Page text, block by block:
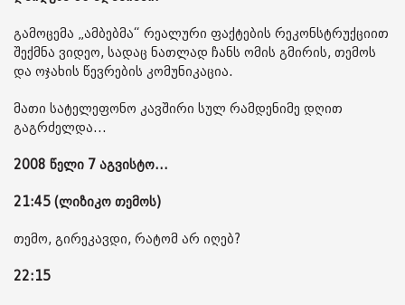
გამოცემა „ამბებმა“ რეალური ფაქტების რეკონსტრუქციით
შექმნა ვიდეო, სადაც ნათლად ჩანს ომის გმირის, თემოს
და ოჯახის წევრების კომუნიკაცია.
მათი სატელეფონო კავშირი სულ რამდენიმე დღით
გაგრძელდა...
2008 წელი 7 აგვისტო...
21:45 (ლიზიკო თემოს)
თემო, გირეკავდი, რატომ არ იღებ?
22:15